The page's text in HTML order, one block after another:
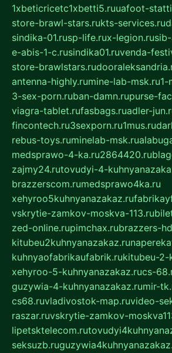
1xbeticricetc1xbetti5.ruuafoot-
store-brawl-stars.rukts-services.ru
sindika-01.rusp-life.rux-legion.ru
e-abis-1-c.rusindika01.ruvenda-
store-brawlstars.ru
antenna-highly.rumine-lab-msk.ru1-
3-sex-porn.ruban-damn.rupurse-
viagra-tablet.rufasbags.ruadler-
fincontech.ru3sexporn.ru1mus.ru
rebus-toys.ruminelab-msk.ru
medsprawo-4-ka.ru2864420.ru
zajmy24.rutovudyi-4-
brazzerscom.rumedsprawo4ka.ru
xehyroo5kuhnyanazakaz.ru
vskrytie-zamkov-moskva-113.ru
zed-online.rupimchax.rubrazzers-
kitubeu2kuhnyanazakaz.ru
kuhnyaofabrikaufabrik.rukitubeu-2-
xehyroo-5-kuhnyanazakaz.rucs-
guzywia-4-kuhnyanazakaz.rumir-
cs68.ruvladivostok-map.ruvideo-
raszar.ruvskrytie-zamkov-
lipetsktelecom.ru
seksuzb.ru